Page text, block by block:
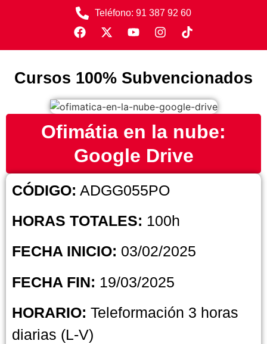
Teléfono: 91 387 92 60
Cursos 100% Subvencionados
Ofimátia en la nube:
Google Drive
CÓDIGO: ADGG055PO
HORAS TOTALES: 100h
FECHA INICIO: 03/02/2025
FECHA FIN: 19/03/2025
HORARIO: Teleformación 3 horas
diarias (L-V)